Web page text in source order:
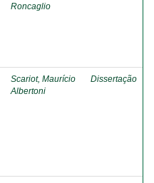
Roncaglio
Scariot, Maurício
Albertoni
Dissertação